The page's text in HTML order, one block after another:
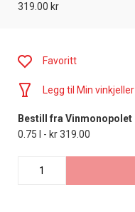
319.00 kr
Favoritt
Legg til Min vinkjeller
Bestill fra Vinmonopolet
0.75 l - kr 319.00